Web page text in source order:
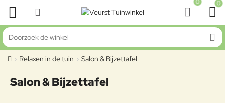
0 0
Doorzoek
de
winkelRelaxen in de tuin Salon & Bijzettafel
Salon & Bijzettafel